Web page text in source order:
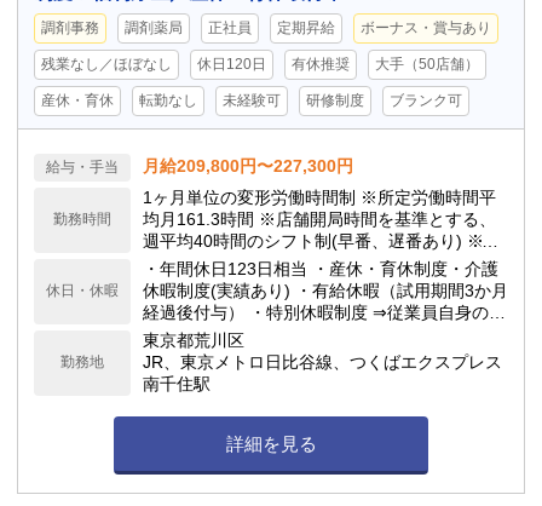
調剤事務 調剤薬局 正社員 定期昇給 ボーナス・賞与あり
残業なし／ほぼなし 休日120日 有休推奨 大手（50店舗）
産休・育休 転勤なし 未経験可 研修制度 ブランク可
給与・手当 月給209,800円〜227,300円
勤務時間
1ヶ月単位の変形労働時間制 ※所定労働時間平
均月161.3時間 ※店舗開局時間を基準とする、
週平均40時間のシフト制(早番、遅番あり) ※シ
フト制のため繁忙期以外、殆ど残業はありませ
ん ※日祝勤務の場合は日祝出勤手当3,000円を
支給します
休日・休暇
・年間休日123日相当 ・産休・育休制度・介護
休暇制度(実績あり) ・有給休暇（試用期間3か月
経過後付与） ・特別休暇制度 ⇒従業員自身の結
婚時：5日間 ⇒配偶者の出産時：3日間 ⇒忌引き
休暇：最大7日間
勤務地
東京都荒川区
JR、東京メトロ日比谷線、つくばエクスプレス
南千住駅
詳細を見る